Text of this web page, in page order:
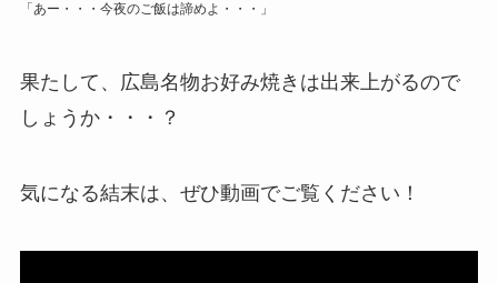
「あー・・・今夜のご飯は諦めよ・・・」
果たして、広島名物お好み焼きは出来上がるので
しょうか・・・？
気になる結末は、ぜひ動画でご覧ください！